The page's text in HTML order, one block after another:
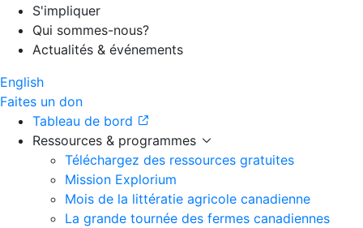
S'impliquer
Qui sommes-nous?
Actualités & événements
English
Faites un don
Tableau de bord
Ressources & programmes
Téléchargez des ressources gratuites
Mission Explorium
Mois de la littératie agricole canadienne
La grande tournée des fermes canadiennes